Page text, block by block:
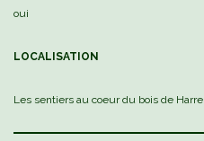
oui
LOCALISATION
Les sentiers au coeur du bois de Harre